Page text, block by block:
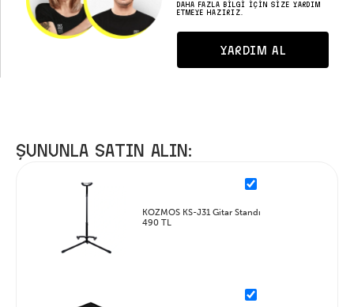
DAHA FAZLA BİLGİ İÇİN SİZE YARDIM
ETMEYE HAZIRIZ.
YARDIM AL
ŞUNUNLA SATIN ALIN:
KOZMOS KS-J31 Gitar Standı
490 TL